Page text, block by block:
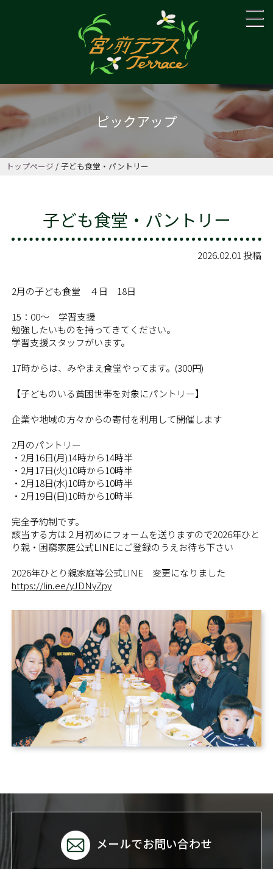
ピックアップ
トップページ 子ども食堂・パントリー
子ども食堂・パントリー
2026.02.01 投稿
2月の子ども食堂 ４日 18日
15：00～ 学習支援
勉強したいものを持ってきてください。
学習支援スタッフがいます。
17時からは、みやまえ食堂やってます。(300円)
【子どものいる貧困世帯を対象にパントリー】
企業や地域の方々からの寄付を利用して開催します
2月のパントリー
・2月16日(月)14時から14時半
・2月17日(火)10時から10時半
・2月18日(水)10時から10時半
・2月19日(日)10時から10時半
完全予約制です。
該当する方は２月初めにフォームを送りますので2026年ひと
り親・困窮家庭公式LINEにご登録のうえお待ち下さい
2026年ひとり親家庭等公式LINE 変更になりました
https://lin.ee/yJDNyZpy
メールでお問い合わせ